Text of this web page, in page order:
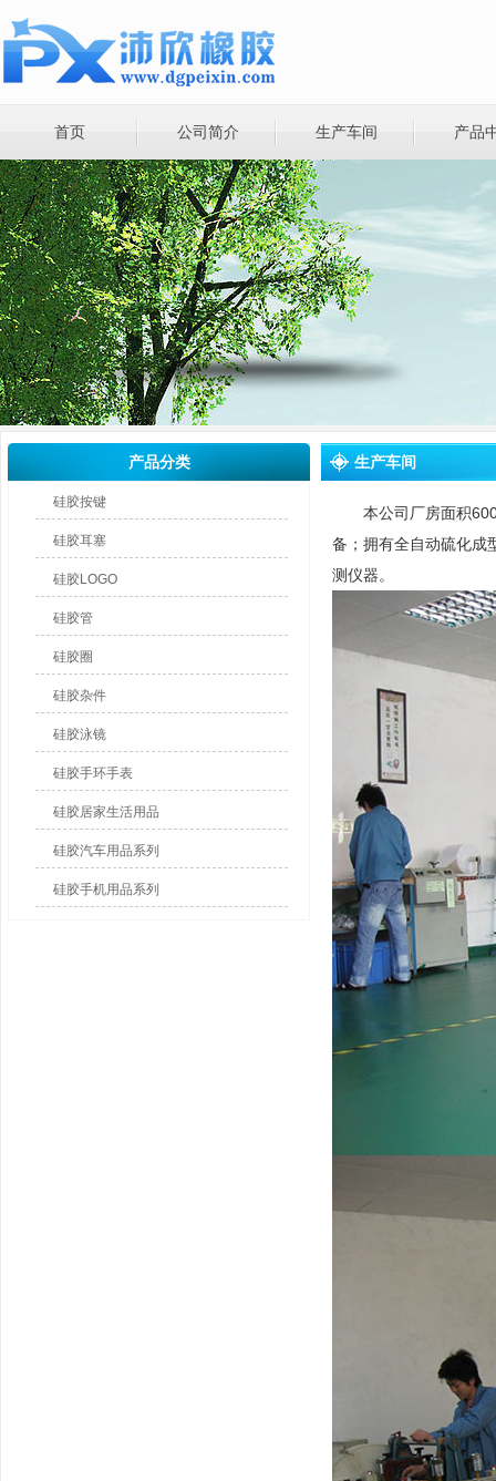
首页 公司简介 生产车间 产品
产品分类
硅胶按键
硅胶耳塞
硅胶LOGO
硅胶管
硅胶圈
硅胶杂件
硅胶泳镜
硅胶手环手表
硅胶居家生活用品
硅胶汽车用品系列
硅胶手机用品系列
生产车间
本公司厂房面积6000
备；拥有全自动硫化成
测仪器。